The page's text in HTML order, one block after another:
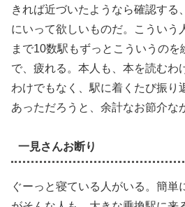
きれば近づいたようなら確認する
にいって欲しいものだ。こういう
まで10数駅もずっとこういうの
で、疲れる。本人も、本を読むわ
わけでもなく、駅に着くたび振り
あっただろうと、余計なお節介な
一見さんお断り
ぐーっと寝ている人がいる。簡単